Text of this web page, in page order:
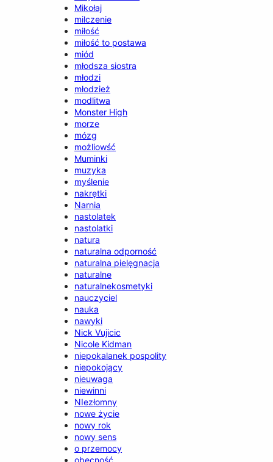
Mikołaj
milczenie
miłość
miłość to postawa
miód
młodsza siostra
młodzi
młodzież
modlitwa
Monster High
morze
mózg
możliowść
Muminki
muzyka
myślenie
nakrętki
Narnia
nastolatek
nastolatki
natura
naturalna odporność
naturalna pielęgnacja
naturalne
naturalnekosmetyki
nauczyciel
nauka
nawyki
Nick Vujicic
Nicole Kidman
niepokalanek pospolity
niepokojący
nieuwaga
niewinni
NIezłomny
nowe życie
nowy rok
nowy sens
o przemocy
obecność